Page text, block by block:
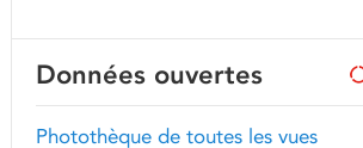
Données ouvertes
Photothèque de toutes les vues